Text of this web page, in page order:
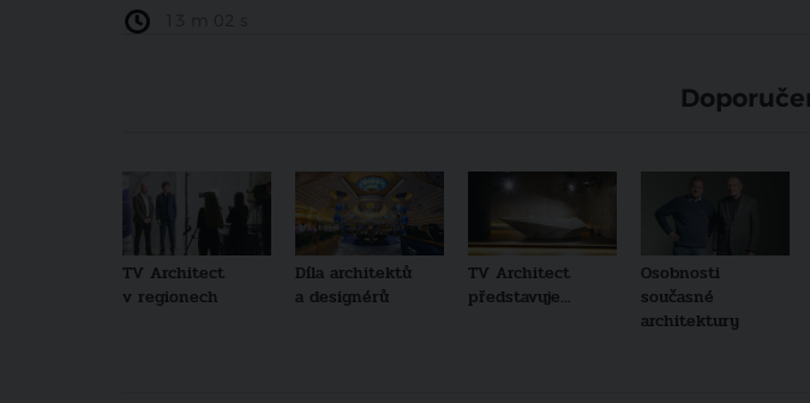
TV Architect
v regionech
Díla architektů
a designérů
TV Architect
představuje...
Osobnosti
současné
architektury